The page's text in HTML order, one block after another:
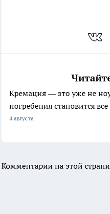
Кремация — это уже не
погребения становится
4 августа
Комментарии на этой